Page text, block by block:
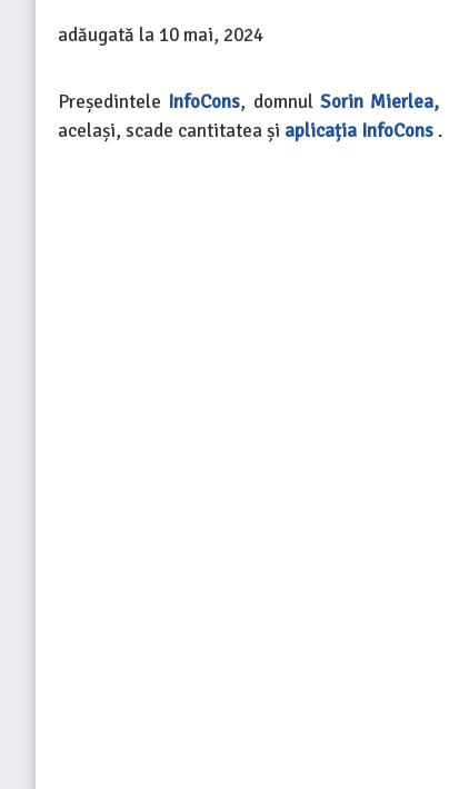
adăugată la 10 mai, 2024
Președintele InfoCons, domnulSorin Mierlea,
același, scade cantitatea și aplicația InfoCons .